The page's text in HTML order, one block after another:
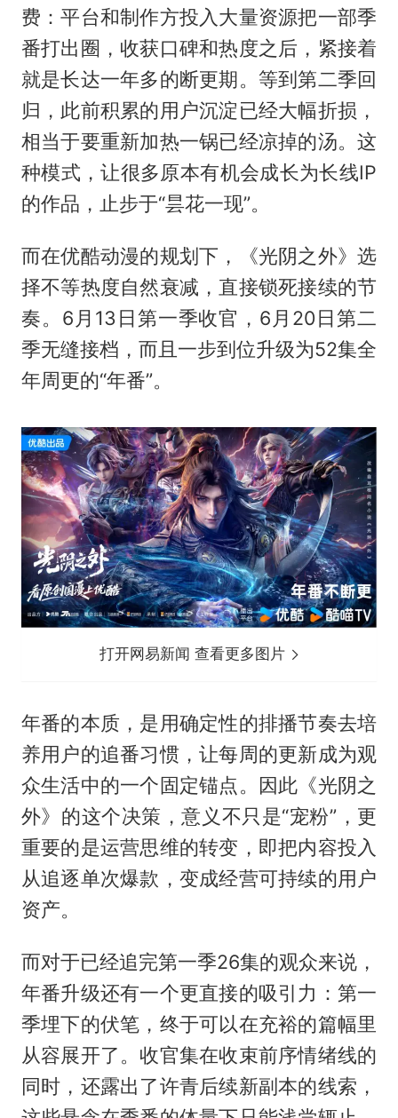
费：平台和制作方投入大量资源把一部季
番打出圈，收获口碑和热度之后，紧接着
就是长达一年多的断更期。等到第二季回
归，此前积累的用户沉淀已经大幅折损，
相当于要重新加热一锅已经凉掉的汤。这
种模式，让很多原本有机会成长为长线IP
的作品，止步于“昙花一现”。
而在优酷动漫的规划下，《光阴之外》选
择不等热度自然衰减，直接锁死接续的节
奏。6月13日第一季收官，6月20日第二
季无缝接档，而且一步到位升级为52集全
年周更的“年番”。
打开网易新闻 查看更多图片
年番的本质，是用确定性的排播节奏去培
养用户的追番习惯，让每周的更新成为观
众生活中的一个固定锚点。因此《光阴之
外》的这个决策，意义不只是“宠粉”，更
重要的是运营思维的转变，即把内容投入
从追逐单次爆款，变成经营可持续的用户
资产。
而对于已经追完第一季26集的观众来说，
年番升级还有一个更直接的吸引力：第一
季埋下的伏笔，终于可以在充裕的篇幅里
从容展开了。收官集在收束前序情绪线的
同时，还露出了许青后续新副本的线索，